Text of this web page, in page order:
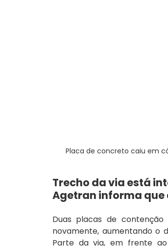
Placa de concreto caiu em
Trecho da via está
Agetran informa
Duas placas de
novamente, aumentando o
Parte da via, em frente